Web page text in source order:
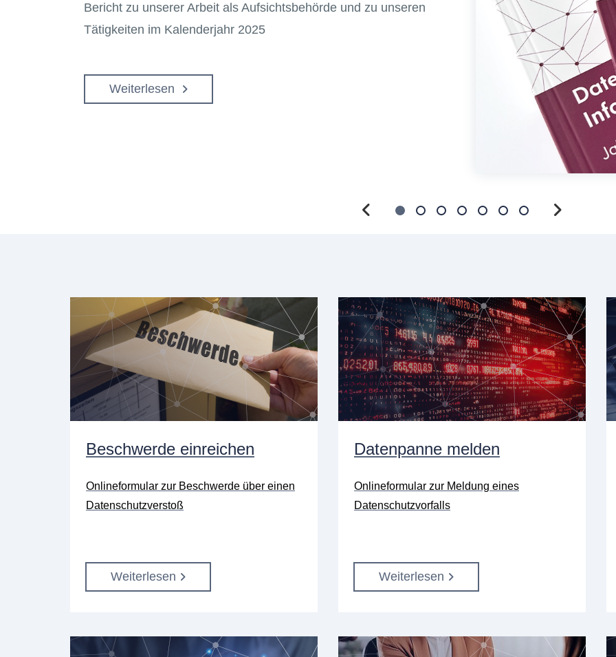
Bericht zu unserer Arbeit als Aufsichtsbehörde und zu unseren
Tätigkeiten im Kalenderjahr 2025
Weiterlesen
Beschwerde einreichen
Onlineformular zur Beschwerde über einen
Datenschutzverstoß
Weiterlesen
Datenpanne melden
Onlineformular zur Meldung eines
Datenschutzvorfalls
Weiterlesen